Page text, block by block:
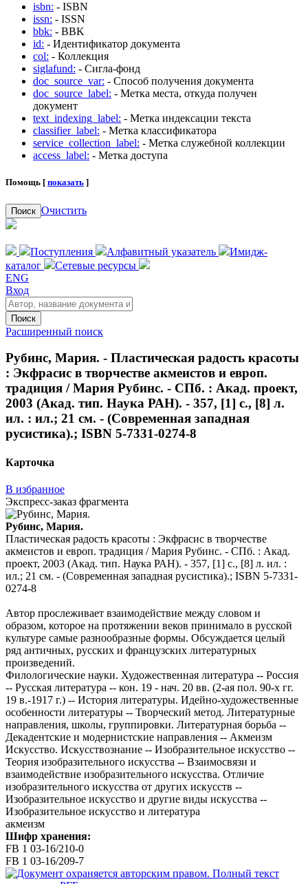
isbn: - ISBN
issn: - ISSN
bbk: - BBK
id: - Идентификатор документа
col: - Коллекция
siglafund: - Сигла-фонд
doc_source_var: - Способ получения документа
doc_source_label: - Метка места, откуда получен
документ
text_indexing_label: - Метка индексации текста
classifier_label: - Метка классификатора
service_collection_label: - Метка служебной коллекции
access_label: - Метка доступа
Помощь [ показать ]
Поиск Очистить
Поступления Алфавитный указатель
Имидж-
каталог
Сетевые ресурсы
ENG
Вход
Поиск
Расширенный поиск
Рубинс, Мария. - Пластическая радость красоты
: Экфрасис в творчестве акмеистов и европ.
традиция / Мария Рубинс. - СПб. : Акад. проект,
2003 (Акад. тип. Наука РАН). - 357, [1] с., [8] л.
ил. : ил.; 21 см. - (Современная западная
русистика).; ISBN 5-7331-0274-8
Карточка
В избранное
Экспресс-заказ фрагмента
Рубинс, Мария.
Пластическая радость красоты : Экфрасис в творчестве
акмеистов и европ. традиция / Мария Рубинс. - СПб. : Акад.
проект, 2003 (Акад. тип. Наука РАН). - 357, [1] с., [8] л. ил. :
ил.; 21 см. - (Современная западная русистика).; ISBN 5-7331-
0274-8
Автор прослеживает взаимодействие между словом и
образом, которое на протяжении веков принимало в русской
культуре самые разнообразные формы. Обсуждается целый
ряд античных, русских и французских литературных
произведений.
Филологические науки. Художественная литература -- Россия
-- Русская литература -- кон. 19 - нач. 20 вв. (2-ая пол. 90-х гг.
19 в.-1917 г.) -- История литературы. Идейно-художественные
особенности литературы -- Творческий метод. Литературные
направления, школы, группировки. Литературная борьба --
Декадентские и модернистские направления -- Акмеизм
Искусство. Искусствознание -- Изобразительное искусство --
Теория изобразительного искусства -- Взаимосвязи и
взаимодействие изобразительного искусства. Отличие
изобразительного искусства от других искусств --
Изобразительное искусство и другие виды искусства --
Изобразительное искусство и литература
акмеизм
Шифр хранения:
FB 1 03-16/210-0
FB 1 03-16/209-7